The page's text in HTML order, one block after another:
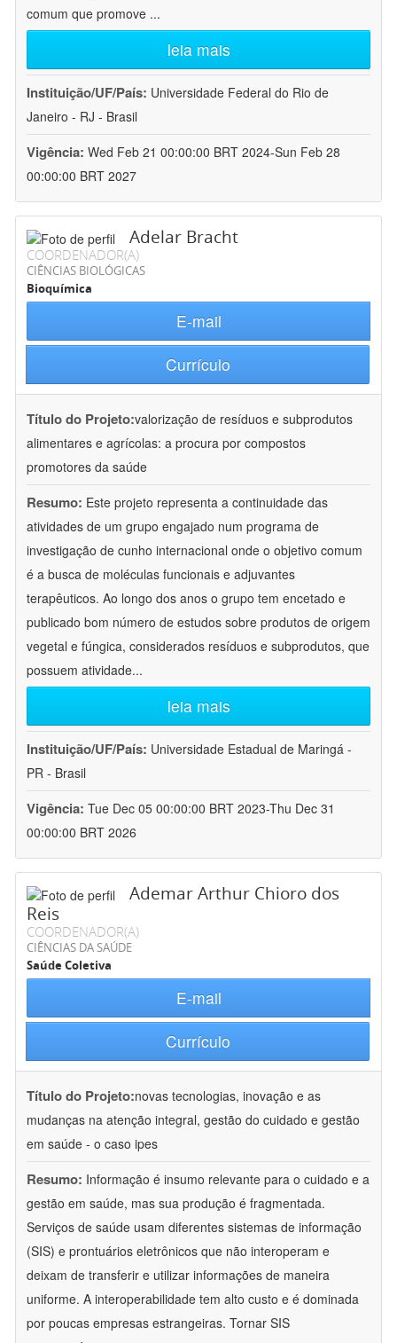
comum que promove ...
leia mais
Instituição/UF/País: Universidade Federal do Rio de
Janeiro - RJ - Brasil
Vigência: Wed Feb 21 00:00:00 BRT 2024-Sun Feb 28
00:00:00 BRT 2027
Adelar Bracht
COORDENADOR(A)
CIÊNCIAS BIOLÓGICAS
Bioquímica
E-mail
Currículo
Título do Projeto:valorização de resíduos e subprodutos
alimentares e agrícolas: a procura por compostos
promotores da saúde
Resumo: Este projeto representa a continuidade das
atividades de um grupo engajado num programa de
investigação de cunho internacional onde o objetivo comum
é a busca de moléculas funcionais e adjuvantes
terapêuticos. Ao longo dos anos o grupo tem encetado e
publicado bom número de estudos sobre produtos de origem
vegetal e fúngica, considerados resíduos e subprodutos, que
possuem atividade...
leia mais
Instituição/UF/País: Universidade Estadual de Maringá -
PR - Brasil
Vigência: Tue Dec 05 00:00:00 BRT 2023-Thu Dec 31
00:00:00 BRT 2026
Ademar Arthur Chioro dos
Reis
COORDENADOR(A)
CIÊNCIAS DA SAÚDE
Saúde Coletiva
E-mail
Currículo
Título do Projeto:novas tecnologias, inovação e as
mudanças na atenção integral, gestão do cuidado e gestão
em saúde - o caso ipes
Resumo: Informação é insumo relevante para o cuidado e a
gestão em saúde, mas sua produção é fragmentada.
Serviços de saúde usam diferentes sistemas de informação
(SIS) e prontuários eletrônicos que não interoperam e
deixam de transferir e utilizar informações de maneira
uniforme. A interoperabilidade tem alto custo e é dominada
por poucas empresas estrangeiras. Tornar SIS